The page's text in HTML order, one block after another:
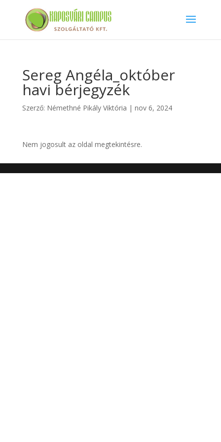
Sereg Angéla_október
havi bérjegyzék
Szerző: Némethné Pikály Viktória | nov 6, 2024
Nem jogosult az oldal megtekintésre.